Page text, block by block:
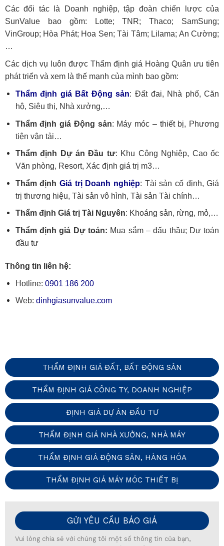
Các đối tác là Doanh nghiệp, tập đoàn chiến lược của
SunValue bao gồm: Lotte; TNR; Thaco; SamSung;
VinGroup; Hòa Phát; Hoa Sen; Tài Tâm; Lilama; An Cường;
…
Các dịch vụ luôn được Thẩm định giá Hoàng Quân ưu tiên
phát triển và xem là thế mạnh của mình bao gồm:
Thẩm định giá Bất Động sản: Đất đai, Nhà phố, Căn
hộ, Siêu thị, Nhà xưởng,…
Thẩm định giá Động sản: Máy móc – thiết bị, Phương
tiện vận tải…
Thẩm định Dự án Đầu tư: Khu Công Nghiệp, Cao ốc
Văn phòng, Resort, Xác định giá trị m3…
Thẩm định Giá trị Doanh nghiệp: Tài sản cố định, Giá
trị thương hiệu, Tài sản vô hình, Tài sản Tài chính…
Thẩm định Giá trị Tài Nguyên: Khoáng sản, rừng, mỏ,…
Thẩm định giá Dự toán: Mua sắm – đấu thầu; Dự toán
đầu tư
Thông tin liên hệ:
Hotline: 0901 186 200
Web: dinhgiasunvalue.com
THẨM ĐỊNH GIÁ ĐẤT, BẤT ĐỘNG SẢN
THẨM ĐỊNH GIÁ CÔNG TY, DOANH NGHIỆP
ĐỊNH GIÁ DỰ ÁN ĐẦU TƯ
THẨM ĐỊNH GIÁ NHÀ XƯỞNG, NHÀ MÁY
THẨM ĐỊNH GIÁ ĐỘNG SẢN, HÀNG HÓA
THẨM ĐỊNH GIÁ MÁY MÓC THIẾT BỊ
GỬI YÊU CẦU BÁO GIÁ
Vui lòng chia sẻ với chúng tôi một số thông tin của bạn,